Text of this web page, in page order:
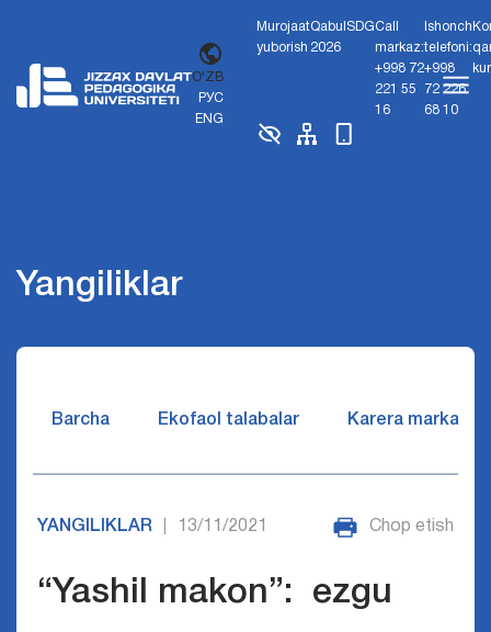
O'ZB
РУС
ENG
Murojaat
yuborish
Qabul
2026
SDGCall
markaz:
+998 72
221 55
16
Ishonch
telefoni:
+998
72 226
68 10
Yangiliklar
Barcha Ekofaol talabalar Karera markazi
YANGILIKLAR 13/11/2021 Chop etish
“Yashil makon”: ezgu